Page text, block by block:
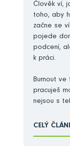
Člověk ví,
toho, aby
začne se
pojede
podcení,
k práci.
Burnout ve
pracuješ
nejsou s
CELÝ